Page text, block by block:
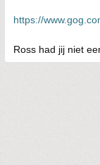
https://
Ross had jij niet